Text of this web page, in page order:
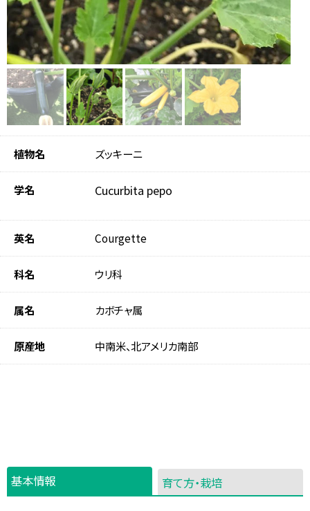
植物名 ズッキーニ
学名 Cucurbita pepo
英名 Courgette
科名 ウリ科
属名 カボチャ属
原産地 中南米、北アメリカ南部
基本情報 育て方・栽培